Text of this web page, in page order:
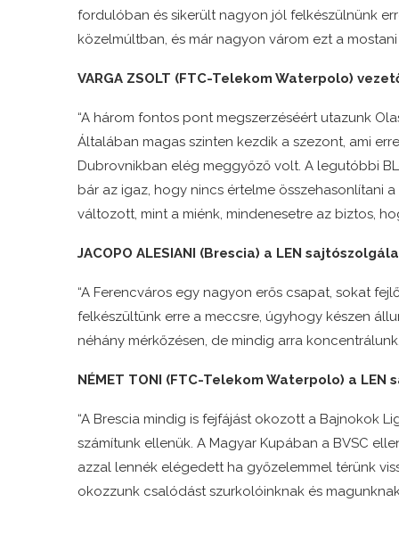
fordulóban és sikerült nagyon jól felkészülnünk
közelmúltban, és már nagyon várom ezt a mostani
VARGA ZSOLT (FTC-Telekom Waterpolo)
“A három fontos pont megszerzéséért utazunk
Általában magas szinten kezdik a szezont, ami
Dubrovnikban elég meggyőző volt. A legutóbbi
bár az igaz, hogy nincs értelme összehasonlítani
változott, mint a miénk, mindenesetre az biztos,
JACOPO ALESIANI (Brescia) a LEN
“A Ferencváros egy nagyon erős csapat, sokat
felkészültünk erre a meccsre, úgyhogy készen
néhány mérkőzésen, de mindig arra
NÉMET TONI (FTC-Telekom Waterpolo) a
“A Brescia mindig is fejfájást okozott a Bajnokok
számítunk ellenük. A Magyar Kupában a BVSC
azzal lennék elégedett ha győzelemmel térünk
okozzunk csalódást szurkolóinknak és